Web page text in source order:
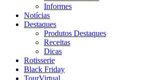
Informes
Notícias
Destaques
Produtos Destaques
Receitas
Dicas
Rotisserie
Black Friday
TourVirtual